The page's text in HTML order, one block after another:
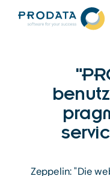
Zeppelin: "Die